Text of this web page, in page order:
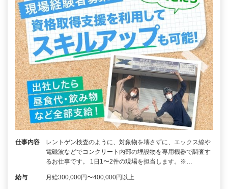
仕事内容
レントゲン検査のように、対象物を壊さずに、エックス線や
電磁波などでコンクリート内部の埋設物を専用機器で調査す
るお仕事です。 1日1〜2件の現場を担当します。※…
給与 月給300,000円〜400,000円以上